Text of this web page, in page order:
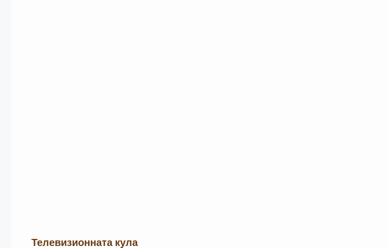
Телевизионната кула